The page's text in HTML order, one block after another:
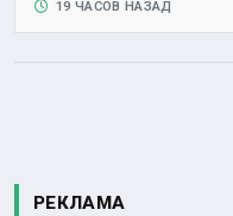
19 ЧАСОВ НАЗАД
РЕКЛАМА